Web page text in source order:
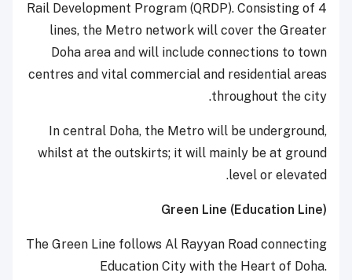
Rail Development Program (QRDP). Consisting of 4
lines, the Metro network will cover the Greater
Doha area and will include connections to town
centres and vital commercial and residential areas
throughout the city.
In central Doha, the Metro will be underground,
whilst at the outskirts; it will mainly be at ground
level or elevated.
Green Line (Education Line)
The Green Line follows Al Rayyan Road connecting
Education City with the Heart of Doha.